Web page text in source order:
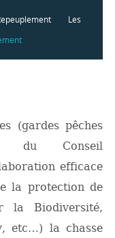
Les
(gardes pêches
du Conseil
efficace
la protection de
la Biodiversité,
etc…) la chasse